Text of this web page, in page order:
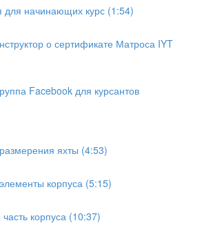
для начинающих курс (1:54)
о сертификате Матроса IYT
Facebook для курсантов
яхты (4:53)
корпуса (5:15)
корпуса (10:37)